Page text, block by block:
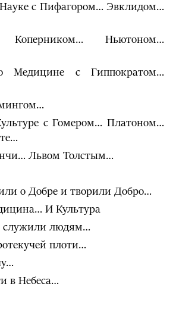
Науке с Пифагором… Эвклидом…
Коперником… Ньютоном…
Медицине с Гиппократом…
с Гомером… Платоном…
Львом Толстым…
о Добре и творили Добро…
И Культура
служили людям…
плоти…
в Небеса…